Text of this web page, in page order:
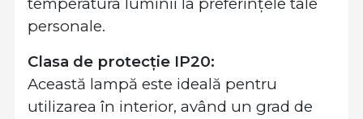
personale.
Clasa de protecție IP20:
Această lampă este ideală pentru
utilizarea în interior, având un grad de